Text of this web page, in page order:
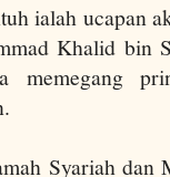
ialah ucapan
Khalid bin
memegang
Syariah